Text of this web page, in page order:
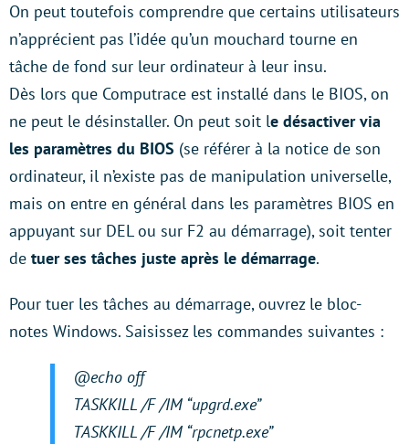
On peut toutefois comprendre que certains utilisateurs
n’apprécient pas l’idée qu’un mouchard tourne en
tâche de fond sur leur ordinateur à leur insu.
Dès lors que Computrace est installé dans le BIOS, on
ne peut le désinstaller. On peut soit le désactiver via
les paramètres du BIOS (se référer à la notice de son
ordinateur, il n’existe pas de manipulation universelle,
mais on entre en général dans les paramètres BIOS en
appuyant sur DEL ou sur F2 au démarrage), soit tenter
de tuer ses tâches juste après le démarrage.
Pour tuer les tâches au démarrage, ouvrez le bloc-
notes Windows. Saisissez les commandes suivantes :
@echo off
TASKKILL /F /IM “upgrd.exe”
TASKKILL /F /IM “rpcnetp.exe”